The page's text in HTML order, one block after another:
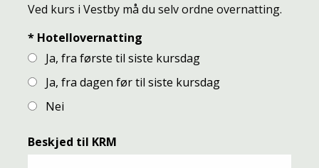
Ved kurs i Vestby må du selv ordne overnatting.
* Hotellovernatting
Ja, fra første til siste kursdag
Ja, fra dagen før til siste kursdag
Nei
Beskjed til KRM